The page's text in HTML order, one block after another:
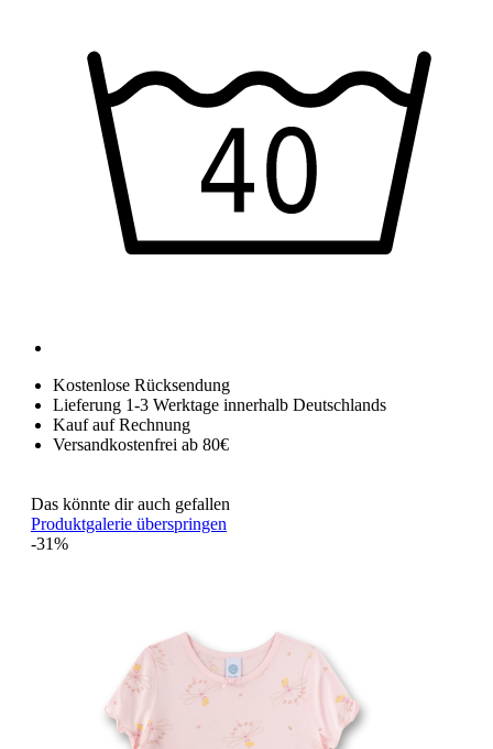
Kostenlose Rücksendung
Lieferung 1-3 Werktage innerhalb Deutschlands
Kauf auf Rechnung
Versandkostenfrei ab 80€
Das könnte dir auch gefallen
Produktgalerie überspringen
-31%